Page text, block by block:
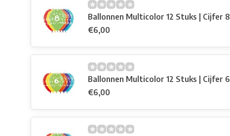
Ballonnen Multicolor 12 Stuks | Cijfer 8
€6,00
Ballonnen Multicolor 12 Stuks | Cijfer 6
€6,00